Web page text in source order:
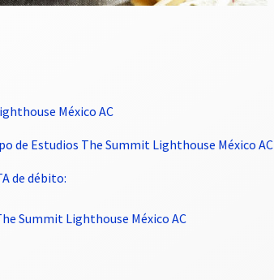
México AC
de Estudios The Summit Lighthouse México AC
de débito:
Summit Lighthouse México AC